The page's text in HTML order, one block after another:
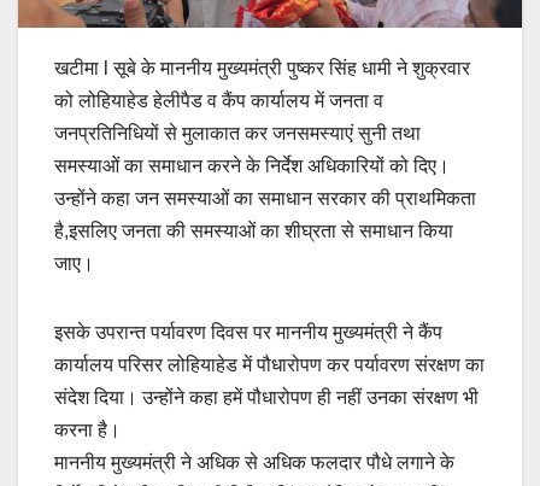
खटीमा l सूबे के माननीय मुख्यमंत्री पुष्कर सिंह धामी ने शुक्रवार
को लोहियाहेड हेलीपैड व कैंप कार्यालय में जनता व
जनप्रतिनिधियों से मुलाकात कर जनसमस्याएं सुनी तथा
समस्याओं का समाधान करने के निर्देश अधिकारियों को दिए।
उन्होंने कहा जन समस्याओं का समाधान सरकार की प्राथमिकता
है,इसलिए जनता की समस्याओं का शीघ्रता से समाधान किया
जाए।
इसके उपरान्त पर्यावरण दिवस पर माननीय मुख्यमंत्री ने कैंप
कार्यालय परिसर लोहियाहेड में पौधारोपण कर पर्यावरण संरक्षण का
संदेश दिया। उन्होंने कहा हमें पौधारोपण ही नहीं उनका संरक्षण भी
करना है।
माननीय मुख्यमंत्री ने अधिक से अधिक फलदार पौधे लगाने के